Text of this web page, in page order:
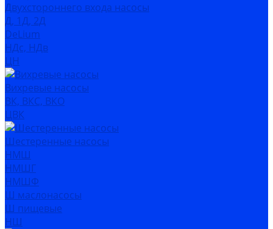
Двухстороннего входа насосы
Д, 1Д, 2Д
DeLium
НДс, НДв
ЦН
Вихревые насосы
ВК, ВКС, ВКО
ЦВК
Шестеренные насосы
НМШ
НМШГ
НМШФ
Ш маслонасосы
Ш пищевые
НШ